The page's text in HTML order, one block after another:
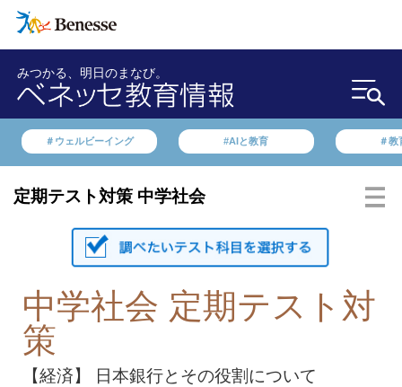
みつかる、明日のまなび。
＃ウェルビーイング #AIと教育 ＃教
定期テスト対策 中学社会
中学社会 定期テスト対
策
【経済】 日本銀行とその役割について